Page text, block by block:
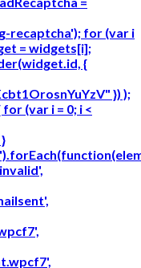
recaptcha'); for (var i
= widgets[i];
{
}) );
(var i = 0; i <